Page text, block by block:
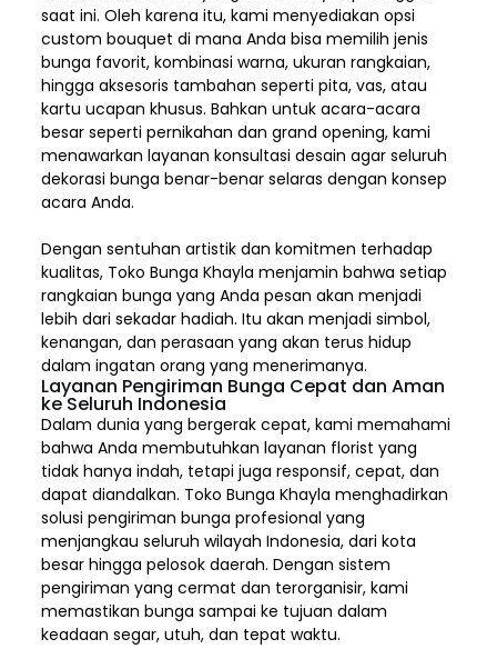
saat ini. Oleh karena itu, kami menyediakan opsi
custom bouquet di mana Anda bisa memilih jenis
bunga favorit, kombinasi warna, ukuran rangkaian,
hingga aksesoris tambahan seperti pita, vas, atau
kartu ucapan khusus. Bahkan untuk acara-acara
besar seperti pernikahan dan grand opening, kami
menawarkan layanan konsultasi desain agar seluruh
dekorasi bunga benar-benar selaras dengan konsep
acara Anda.
Dengan sentuhan artistik dan komitmen terhadap
kualitas, Toko Bunga Khayla menjamin bahwa setiap
rangkaian bunga yang Anda pesan akan menjadi
lebih dari sekadar hadiah. Itu akan menjadi simbol,
kenangan, dan perasaan yang akan terus hidup
dalam ingatan orang yang menerimanya.
Layanan Pengiriman Bunga Cepat dan Aman
ke Seluruh Indonesia
Dalam dunia yang bergerak cepat, kami memahami
bahwa Anda membutuhkan layanan florist yang
tidak hanya indah, tetapi juga responsif, cepat, dan
dapat diandalkan. Toko Bunga Khayla menghadirkan
solusi pengiriman bunga profesional yang
menjangkau seluruh wilayah Indonesia,dari kota
besar hingga pelosok daerah. Dengan sistem
pengiriman yang cermat dan terorganisir, kami
memastikan bunga sampai ke tujuan dalam
keadaan segar, utuh, dan tepat waktu.